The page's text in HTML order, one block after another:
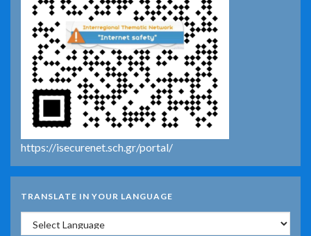
https://isecurenet.sch.gr/portal/
TRANSLATE IN YOUR LANGUAGE